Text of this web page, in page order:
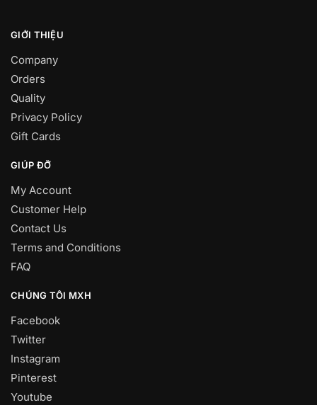
GIỚI THIỆU
Company
Orders
Quality
Privacy Policy
Gift Cards
GIÚP ĐỠ
My Account
Customer Help
Contact Us
Terms and Conditions
FAQ
CHÚNG TÔI MXH
Facebook
Twitter
Instagram
Pinterest
Youtube